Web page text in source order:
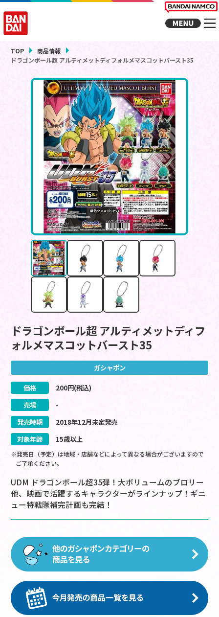
TOP
商品情報
ドラゴンボール超 アルティメットディフォルメマスコットバースト35
ドラゴンボール超 アルティメットディフ
ォルメマスコットバースト35
ガシャポン
価格 200円(税込)
売場
-
発売時期
2018年12月未定発売
対象年齢
15歳以上
※発売日（予定）は地域・店舗などによって異なる場合がございますので
ご了承ください。
UDM ドラゴンボール超35弾！大ボリュームのブロリー
他、映画で活躍するキャラクターがラインナップ！ギニ
ュー特戦隊補完計画も完結！